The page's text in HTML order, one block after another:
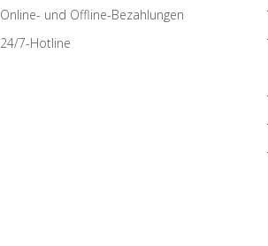
Online- und Offline-Bezahlungen
24/7-Hotline